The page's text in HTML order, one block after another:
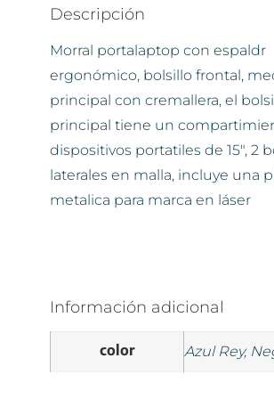
Descripción
Morral portalaptop con espaldr
ergonómico, bolsillo frontal,
principal con cremallera, el
principal tiene un
dispositivos portatiles de 15″, 2
laterales en malla, incluye una
metalica para marca en láser
Información adicional
color Azul Rey,